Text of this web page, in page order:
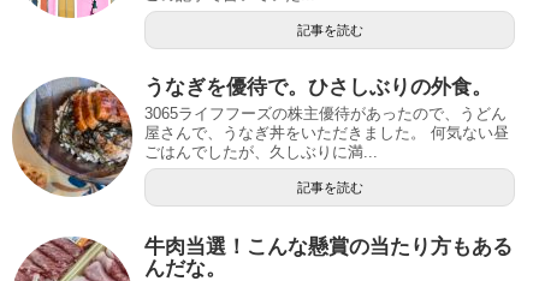
記事を読む
うなぎを優待で。ひさしぶりの外食。
3065ライフフーズの株主優待があったので、うどん
屋さんで、うなぎ丼をいただきました。 何気ない昼
ごはんでしたが、久しぶりに満...
記事を読む
牛肉当選！こんな懸賞の当たり方もある
んだな。